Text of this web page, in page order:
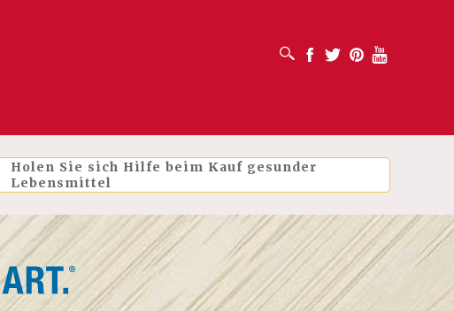
SUCHFELD ÖFFNENFacebook
Twitter PinterestYoutube
Holen Sie sich Hilfe beim Kauf gesunder
Lebensmittel